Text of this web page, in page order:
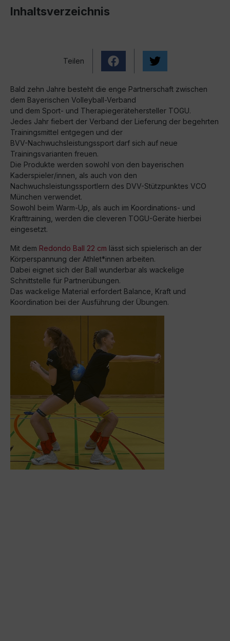
Inhaltsverzeichnis
Teilen
Bald zehn Jahre besteht die enge Partnerschaft zwischen
dem Bayerischen Volleyball-Verband
und dem Sport- und Therapiegerätehersteller TOGU.
Jedes Jahr fiebert der Verband der Lieferung der begehrten
Trainingsmittel entgegen und der
BVV-Nachwuchsleistungssport darf sich auf neue
Trainingsvarianten freuen.
Die Produkte werden sowohl von den bayerischen
Kaderspieler/innen, als auch von den
Nachwuchsleistungssportlern des DVV-Stützpunktes VCO
München verwendet.
Sowohl beim Warm-Up, als auch im Koordinations- und
Krafttraining, werden die cleveren TOGU-Geräte hierbei
eingesetzt.
Mit dem Redondo Ball 22 cm lässt sich spielerisch an der
Körperspannung der Athlet*innen arbeiten.
Dabei eignet sich der Ball wunderbar als wackelige
Schnittstelle für Partnerübungen.
Das wackelige Material erfordert Balance, Kraft und
Koordination bei der Ausführung der Übungen.